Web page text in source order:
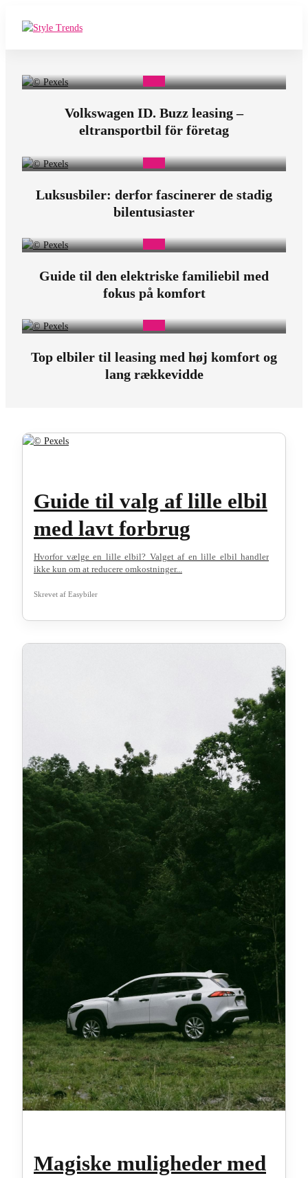
a
s
i
r
Volkswagen ID. Buzz leasing –
eltransportbil för företag
Luksusbiler: derfor fascinerer de stadig
bilentusiaster
Guide til den elektriske familiebil med
fokus på komfort
Top elbiler til leasing med høj komfort og
lang rækkevidde
Guide til valg af lille elbil
med lavt forbrug
Hvorfor vælge en lille elbil? Valget af en lille elbil handler
ikke kun om at reducere omkostninger...
Skrevet af Easybiler
Magiske muligheder med